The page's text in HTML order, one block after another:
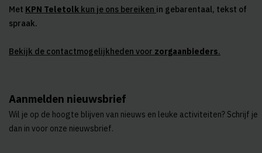
Met KPN Teletolk kun je ons bereiken in gebarentaal, tekst of
spraak.
Bekijk de contactmogelijkheden voor zorgaanbieders.
Aanmelden nieuwsbrief
Wil je op de hoogte blijven van nieuws en leuke activiteiten? Schrijf je
dan in voor onze nieuwsbrief.